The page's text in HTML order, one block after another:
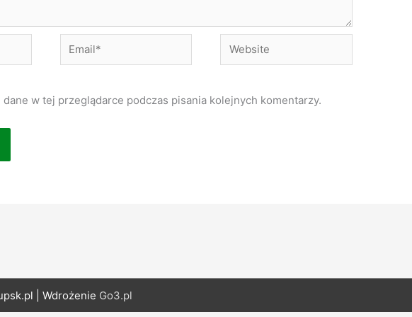
Email* Website
dane w tej przeglądarce podczas pisania kolejnych komentarzy.
| Wdrożenie Go3.pl